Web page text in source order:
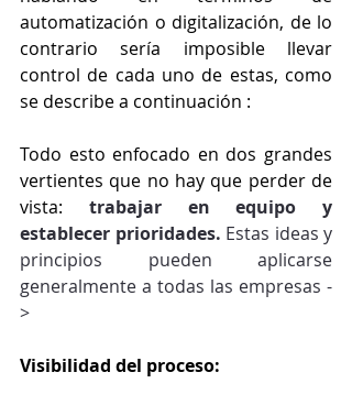
automatización o digitalización, de lo
contrario sería imposible llevar
control de cada uno de estas, como
se describe a continuación :
Todo esto enfocado en dos grandes
vertientes que no hay que perder de
vista: trabajar en equipo y
establecer prioridades. Estas ideas y
principios pueden aplicarse
generalmente a todas las empresas -
>
Visibilidad del proceso: